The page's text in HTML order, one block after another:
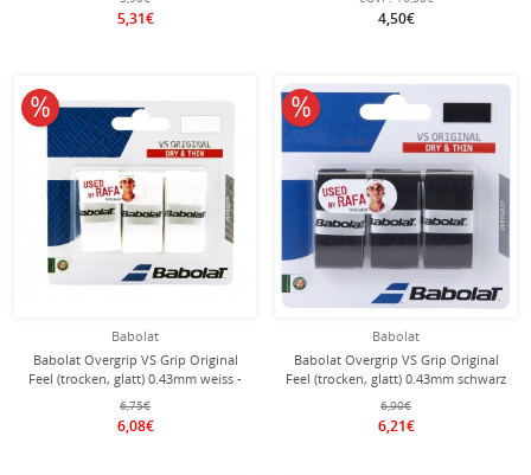
5,31€ 4,50€
Babolat
Babolat Overgrip VS Grip Original
Feel (trocken, glatt) 0.43mm weiss -
3 Stück
6,75€
6,08€
10% reduziert
Babolat
Babolat Overgrip VS Grip Original
Feel (trocken, glatt) 0.43mm schwarz
- 3 Stück
6,90€
6,21€
10% reduziert